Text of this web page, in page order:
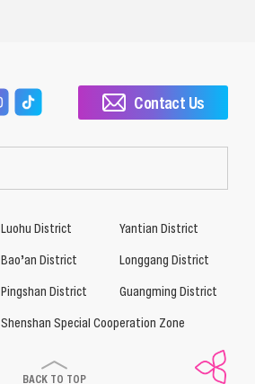
Contact Us
Luohu District
Yantian District
Bao’an District
Longgang District
Pingshan District
Guangming District
Shenshan Special Cooperation Zone
BACK TO TOP